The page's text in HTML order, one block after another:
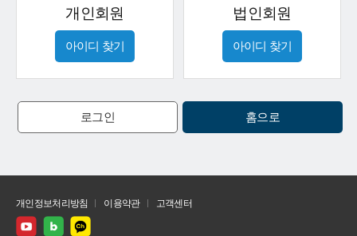
개인회원
아이디 찾기
법인회원
아이디 찾기
로그인 홈으로
개인정보처리방침 이용약관 고객센터